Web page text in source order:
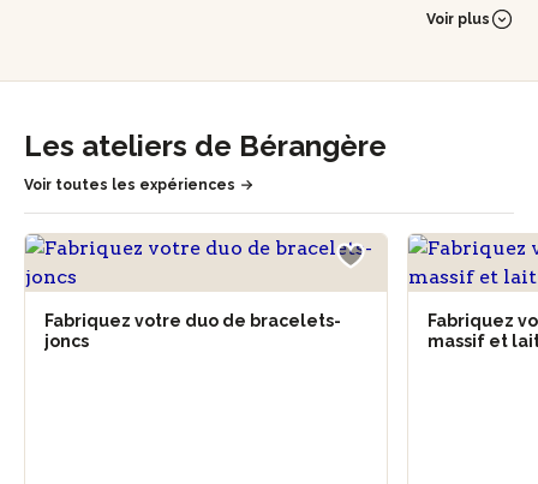
Installée dans son atelier depuis 2006, Bérangère y
explore sans cesse de nouvelles techniques, et innove dans
Enthousiaste et pédagogue, Bérangère transmet avec joie
son savoir-faire lors de sessions d'initiation. Rencontrez-la
Voir plus
Les ateliers de Bérangère
Voir toutes les expériences
Fabriquez votre duo de bracelets-
joncs
Fabriquez
massif et